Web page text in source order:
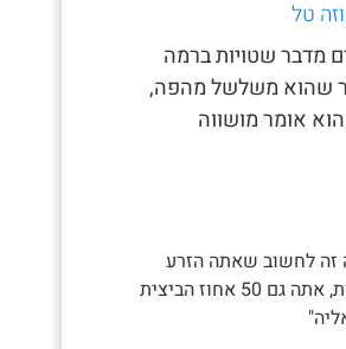
טל
מדבר שטויות ברמה
שהוא משלשל מהפה,
אומר מושווה
זה לחשוב שאתה הזרע
שניצח בתחרות, אתה גם 50 אחוז הביצית